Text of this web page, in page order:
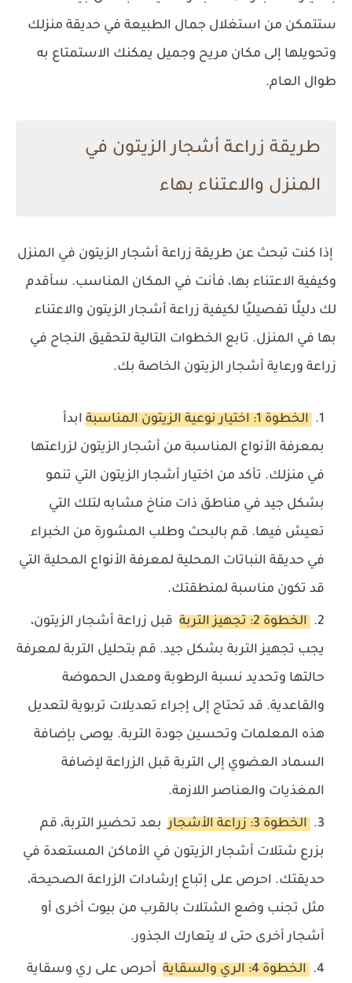
ستتمكن من استغلال جمال الطبيعة في حديقة منزلك
وتحويلها إلى مكان مريح وجميل يمكنك الاستمتاع به
طوال العام.
طريقة زراعة أشجار الزيتون في
المنزل والاعتناء بهاء
إذا كنت تبحث عن طريقة زراعة أشجار الزيتون في المنزل
وكيفية الاعتناء بها، فأنت في المكان المناسب. سأقدم
لك دليلًا تفصيليًا لكيفية زراعة أشجار الزيتون والاعتناء
بها في المنزل. تابع الخطوات التالية لتحقيق النجاح في
زراعة ورعاية أشجار الزيتون الخاصة بك.
الخطوة 1: اختيار نوعية الزيتون المناسبة
ابدأ
بمعرفة الأنواع المناسبة من أشجار الزيتون لزراعتها
في منزلك. تأكد من اختيار أشجار الزيتون التي تنمو
بشكل جيد في مناطق ذات مناخ مشابه لتلك التي
تعيش فيها. قم بالبحث وطلب المشورة من الخبراء
في حديقة النباتات المحلية لمعرفة الأنواع المحلية التي
قد تكون مناسبة لمنطقتك.
الخطوة 2: تجهيز التربة
قبل زراعة أشجار الزيتون،
يجب تجهيز التربة بشكل جيد. قم بتحليل التربة لمعرفة
حالتها وتحديد نسبة الرطوبة ومعدل الحموضة
والقاعدية. قد تحتاج إلى إجراء تعديلات تربوية لتعديل
هذه المعلمات وتحسين جودة التربة. يوصى بإضافة
السماد العضوي إلى التربة قبل الزراعة لإضافة
المغذيات والعناصر اللازمة.
الخطوة 3: زراعة الأشجار
بعد تحضير التربة، قم
بزرع شتلات أشجار الزيتون في الأماكن المستعدة في
حديقتك. احرص على إتباع إرشادات الزراعة الصحيحة،
مثل تجنب وضع الشتلات بالقرب من بيوت أخرى أو
أشجار أخرى حتى لا يتعارك الجذور.
الخطوة 4: الري والسقاية
أحرص على ري وسقاية